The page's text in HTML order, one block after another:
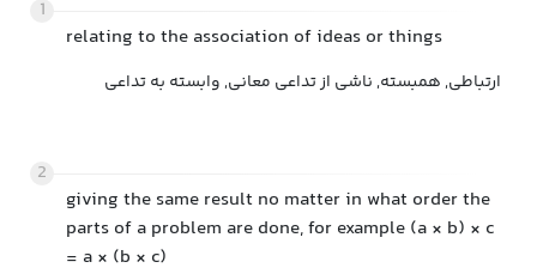
1
relating to the association of ideas or things
ارتباطی, همبسته, ناشی از تداعی معانی, وابسته به تداعی
2
giving the same result no matter in what order the
parts of a problem are done, for example (a × b) × c
= a × (b × c)